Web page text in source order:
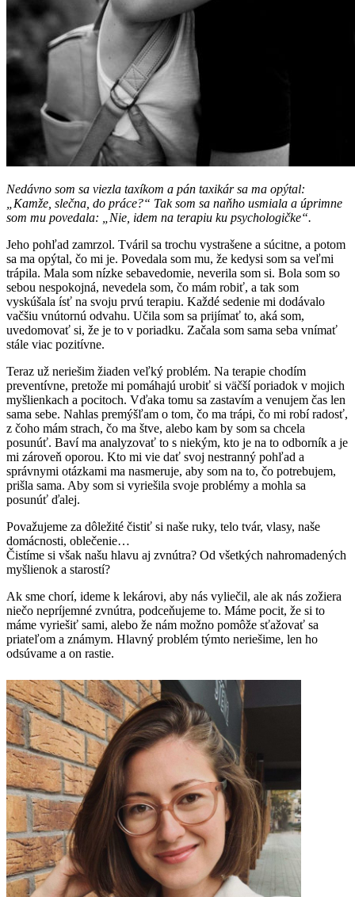
Nedávno som sa viezla taxíkom a pán taxikár sa ma opýtal:
Kamže, slečna, do práce?“ Tak som sa naňho usmiala a úprimne
som mu povedala: „Nie, idem na terapiu ku psychologičke“.
Jeho pohľad zamrzol. Tváril sa trochu vystrašene a súcitne, a potom
sa ma opýtal, čo mi je. Povedala som mu, že kedysi som sa veľmi
trápila. Mala som nízke sebavedomie, neverila som si. Bola som so
sebou nespokojná, nevedela som, čo mám robiť, a tak som
vyskúšala ísť na svoju prvú terapiu. Každé sedenie mi dodávalo
vačšiu vnútornú odvahu. Učila som sa prijímať to, aká som,
uvedomovať si, že je to v poriadku. Začala som sama seba vnímať
stále viac pozitívne.
Teraz už neriešim žiaden veľký problém. Na terapie chodím
preventívne, pretože mi pomáhajú urobiť si väčší poriadok v mojich
myšlienkach a pocitoch. Vďaka tomu sa zastavím a venujem čas len
sama sebe. Nahlas premýšľam o tom, čo ma trápi, čo mi robí radosť,
z čoho mám strach, čo ma štve, alebo kam by som sa chcela
posunúť. Baví ma analyzovať to s niekým, kto je na to odborník a je
mi zároveň oporou. Kto mi vie dať svoj nestranný pohľad a
správnymi otázkami ma nasmeruje, aby som na to, čo potrebujem,
prišla sama. Aby som si vyriešila svoje problémy a mohla sa
posunúť ďalej.
Považujeme za dôležité čistiť si naše ruky, telo tvár, vlasy, naše
domácnosti, oblečenie…
Čistíme si však našu hlavu aj zvnútra? Od všetkých nahromadených
myšlienok a starostí?
Ak sme chorí, ideme k lekárovi, aby nás vyliečil, ale ak nás zožiera
niečo nepríjemné zvnútra, podceňujeme to. Máme pocit, že si to
máme vyriešiť sami, alebo že nám možno pomôže sťažovať sa
priateľom a známym. Hlavný problém týmto neriešime, len ho
odsúvame a on rastie.